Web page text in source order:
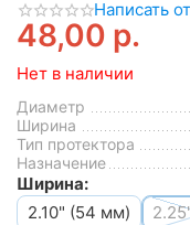
Написать
48,00 р.
Нет в наличии
Диаметр
Ширина
Тип протектора
Назначение
Ширина:
2.10" (54 мм)